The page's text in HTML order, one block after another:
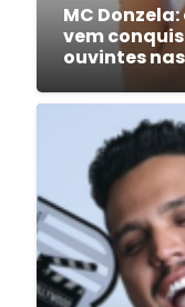
MC
vem
ouvintes